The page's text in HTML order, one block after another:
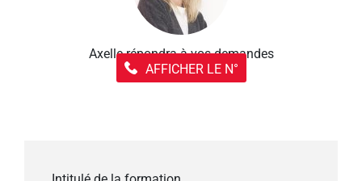
Axelle répondra à vos demandes
AFFICHER LE N°